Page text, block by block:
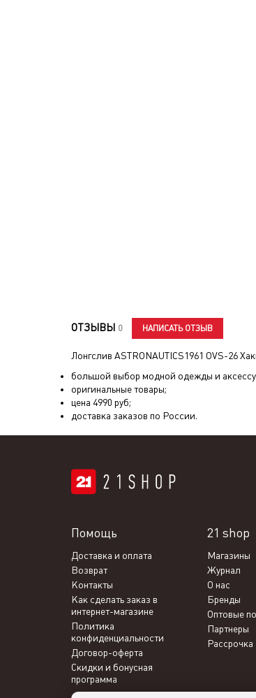
ОТЗЫВЫ 0 НАПИСАТЬ ОТЗЫВ
Лонгслив ASTRONAUTICS1961 OVS-26
большой выбор модной одежды и
оригинальные товары;
цена 4990 руб;
доставка заказов по России.
21 shop
Магазины
Журнал
О нас
Бренды
Оптовые
Партнеры
Рассрочка
Помощь
Доставка и оплата
Возврат
Контакты
Как сделать заказ в
интернет-магазине
Политика
конфиденциальности
Договор-оферта
Скидки и бонусная
программа